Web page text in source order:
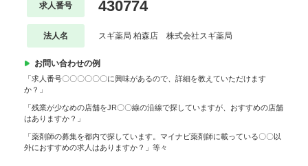
求人番号 430774
法人名 スギ薬局 柏森店 株式会社スギ薬局
お問い合わせの例
「求人番号〇〇〇〇〇〇に興味があるので、詳細を教えていただけます
か？」
「残業が少なめの店舗をJR〇〇線の沿線で探していますが、おすすめの店舗
はありますか？」
「薬剤師の募集を都内で探しています。マイナビ薬剤師に載っている〇〇以
外におすすめの求人はありますか？」等々